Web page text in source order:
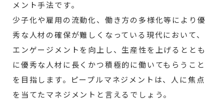
メント手法です。
少子化や雇用の流動化、働き方の多様化等により優
秀な人材の確保が難しくなっている現代において、
エンゲージメントを向上し、生産性を上げるととも
に優秀な人材に長くかつ積極的に働いてもらうこと
を目指します。ピープルマネジメントは、人に焦点
を当てたマネジメントと言えるでしょう。